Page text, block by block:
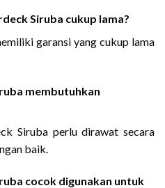
Siruba cukup lama?
garansi yang cukup lama
membutuhkan
Siruba perlu dirawat secara
baik.
cocok digunakan untuk